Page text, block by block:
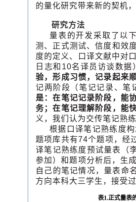
的量化研究带来新的契机
研究方法
量表的开发采取了以
测、正式测试、信度和效
度的定义、口译文献中对
日志和10名译员访谈数据
验，形成习惯，记录起来
记两阶段（笔记记录、笔
是：在笔记记录阶段，能
务；在笔记理解阶段，能
义，我们认为交传笔记熟
根据口译笔记熟练度
题项库共有74个题项，经
译笔记熟练度预试量表（
参加）和题项分析后，生
自己的笔记情况，量表命
方向本科大三学生，接受
表1.正式量表